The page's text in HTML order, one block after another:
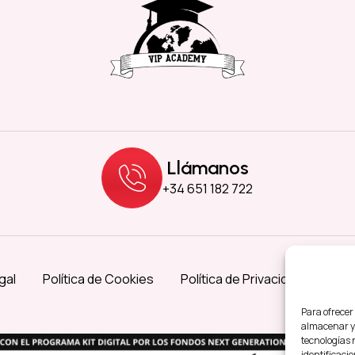
Para
almacenar
tecnologías
Llámanos
+34 651 182 722
Política de Cookies Política de Privacidad